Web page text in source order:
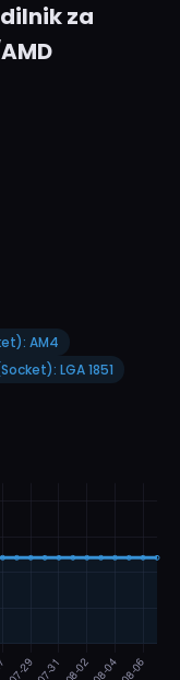
za
AM4
LGA 1851